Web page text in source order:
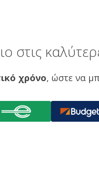
στις
χρόνο, ώστε να